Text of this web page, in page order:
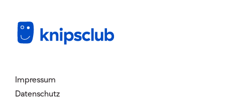
Mitglied werden
Login
Impressum
Datenschutz